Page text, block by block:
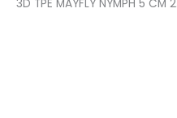
3D TPE MAYFLY NYMPH 5 CM